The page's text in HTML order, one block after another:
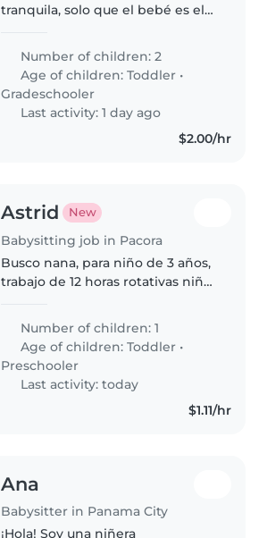
tranquila, solo que el bebé es el
quiere andar trepando y
explorando.
Number of children: 2
Age of children:Toddler •
Gradeschooler
Last activity: 1 day ago
$2.00/hr
Astrid New
Babysitting job in Pacora
Busco nana, para niño de 3 años,
trabajo de 12 horas rotativas niño
duerma en ksa por.mis turnos
rotativos, al. mas
detalladamente..
Number of children: 1
Age of children:Toddler •
Preschooler
Last activity: today
$1.11/hr
Ana
Babysitter in Panama City
¡Hola! Soy una niñera